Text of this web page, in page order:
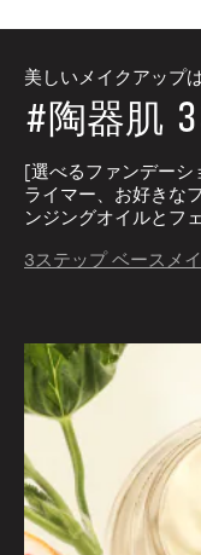
美しいメイクアップ
#陶器肌
[選べるファンデー
ライマー、お好きな
ンジングオイルとフ
3ステップ ベースメ